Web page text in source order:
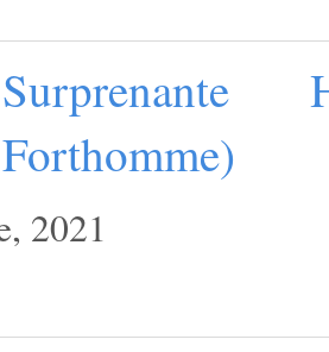
Surprenante
Forthomme)
2021